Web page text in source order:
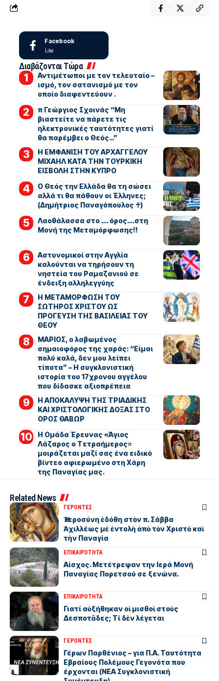
Facebook
Like
Διαβάζονται Τώρα
Αντιμέτωποι με τον τελευταίο –
ισμό, τον σατανισμό με τον
οποίο διαφεντεύουν .
π Γεώργιος Σχοινάς “Μη
βιαστείτε να πάρετε τις
ηλεκτρονικές ταυτότητες γιατί
θα παρέμβει ο Θεός…”
Η ΕΜΦΑΝΙΣΗ ΤΟΥ ΑΡΧΑΓΓΕΛΟΥ
ΜΙΧΑΗΛ ΚΑΤΑ ΤΗΝ ΤΟΥΡΚΙΚΗ
ΕΙΣΒΟΛΗ ΣΤΗΝ ΚΥΠΡΟ
Ο Θεός την Ελλάδα θα τη σώσει
αλλά τι θα πάθουν οι Έλληνες;
(Δημήτριος Παναγόπουλος ♰)
Λαοθάλασσα στο …. όρος….στη
Μονή της Μεταμόρφωσης!!
Αστυνομικοί στην Αγγλία
καλούνται να τηρήσουν τη
νηστεία του Ραμαζανιού σε
ένδειξη αλληλεγγύης
Η ΜΕΤΑΜΟΡΦΩΣΗ ΤΟΥ
ΣΩΤΗΡΟΣ ΧΡΙΣΤΟΥ ΩΣ
ΠΡΟΓΕΥΣΗ ΤΗΣ ΒΑΣΙΛΕΙΑΣ ΤΟΥ
ΘΕΟΥ
ΜΑΡΙΟΣ, ο λαβωμένος
σημαιοφόρος της χαράς: “Είμαι
πολύ καλά, δεν μου λείπει
τίποτα” – Η συγκλονιστική
ιστορία του 17χρονου αγγέλου
που δίδασκε αξιοπρέπεια
Η ΑΠΟΚΑΛΥΨΗ ΤΗΣ ΤΡΙΑΔΙΚΗΣ
ΚΑΙ ΧΡΙΣΤΟΛΟΓΙΚΗΣ ΔΟΞΑΣ ΣΤΟ
ΟΡΟΣ ΘΑΒΩΡ
Η Ομάδα Έρευνας «Άγιος
Λάζαρος ο Τετραήμερος»
μοιράζεται μαζί σας ένα ειδικό
βίντεο αφιερωμένο στη Χάρη
της Παναγίας μας.
Related News
ΓΕΡΟΝΤΕΣ
Ἡ Ἱεροσύνη ἐδόθη στὸν π. Σάββα
Ἀχιλλέως μὲ ἐντολὴ ἀπὸ τὸν Χριστὸ καὶ
τὴν Παναγία
ΕΠΙΚΑΙΡΟΤΗΤΑ
Αίσχος. Μετέτρεψαν την Ιερά Μονή
Παναγίας Πορετσού σε ξενώνα.
ΕΠΙΚΑΙΡΟΤΗΤΑ
Γιατί αὐξήθηκαν οἱ μισθοὶ στοὺς
Δεσποτᾶδες; Τί δὲν λέγεται
ΓΕΡΟΝΤΕΣ
Γέρων Παρθένιος – για Π.Α. Ταυτότητα
Εβραίους Πολέμους Γεγονότα που
έρχονται (ΝΕΑ Συγκλονιστική